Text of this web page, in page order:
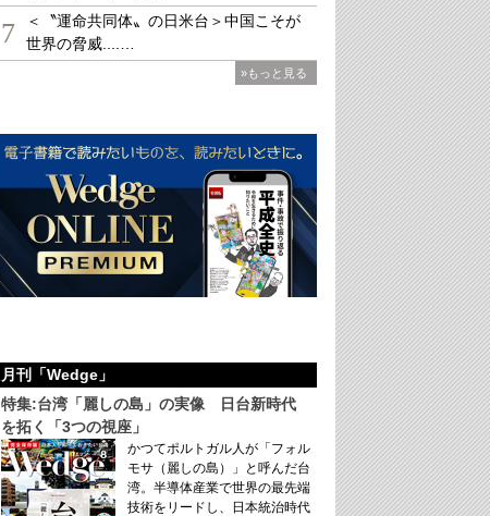
7
＜〝運命共同体〟の日米台＞中国こそが
世界の脅威....…
»もっと見る
月刊「Wedge」
特集:台湾「麗しの島」の実像 日台新時代
を拓く「3つの視座」
かつてポルトガル人が「フォル
モサ（麗しの島）」と呼んだ台
湾。半導体産業で世界の最先端
技術をリードし、日本統治時代